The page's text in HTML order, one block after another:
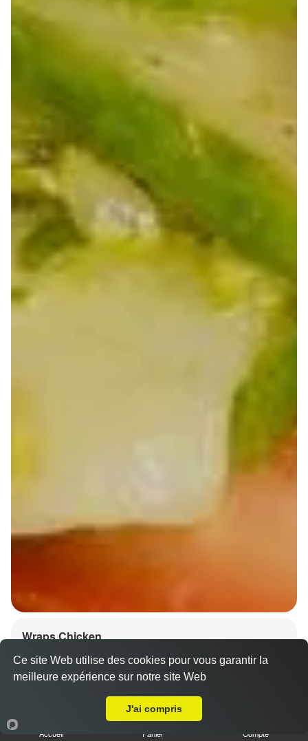
Wraps Chicken
8.50 €
Accueil Panier Compte
Ce site Web utilise des cookies pour vous garantir la
meilleure expérience sur notre site Web
J'ai compris